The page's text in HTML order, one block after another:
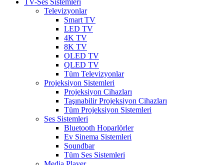
TV-Ses Sistemleri
Televizyonlar
Smart TV
LED TV
4K TV
8K TV
OLED TV
QLED TV
Tüm Televizyonlar
Projeksiyon Sistemleri
Projeksiyon Cihazları
Taşınabilir Projeksiyon Cihazları
Tüm Projeksiyon Sistemleri
Ses Sistemleri
Bluetooth Hoparlörler
Ev Sinema Sistemleri
Soundbar
Tüm Ses Sistemleri